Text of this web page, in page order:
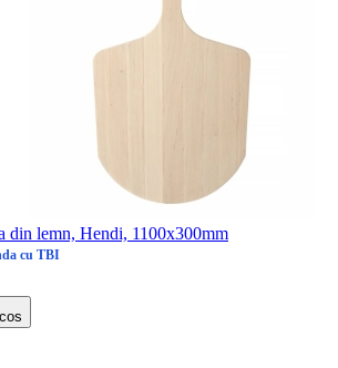
din lemn, Hendi, 1100x300mm
cu TBI